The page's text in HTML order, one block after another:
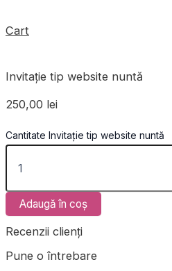
Cart
Invitație tip website nuntă
250,00 lei
Cantitate Invitație tip website nuntă
Adaugă în coș
Recenzii clienți
Pune o întrebare